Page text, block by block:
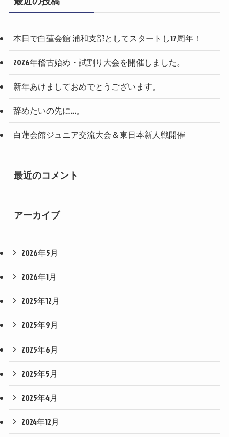
本日で白蓮会館 浦和支部としてスタートし17周年！
2026年稽古始め・試割り大会を開催しました。
新年あけましておめでとうございます。
辞めたいの先に…。
白蓮会館ジュニア交流大会＆東日本新人戦開催
最近のコメント
アーカイブ
2026年5月
2026年1月
2025年12月
2025年9月
2025年6月
2025年5月
2025年4月
2024年12月